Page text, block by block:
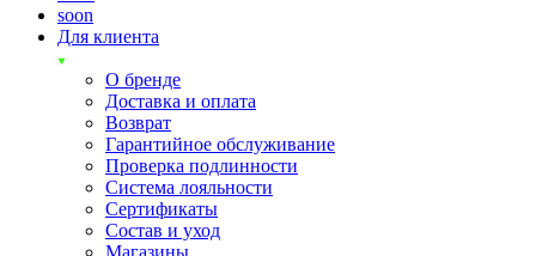
soon
Для клиента
О бренде
Доставка и оплата
Возврат
Гарантийное обслуживание
Проверка подлинности
Система лояльности
Сертификаты
Состав и уход
Магазины